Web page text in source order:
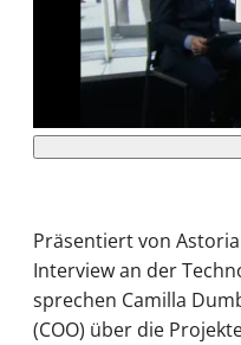
Hinweise dazu erhalten
Präsentiert von
Interview an der
sprechen Camilla
(COO) über die